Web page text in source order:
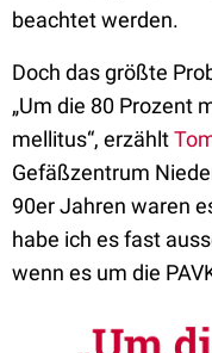
beachtet werden.
Doch das größte
„Um die 80 Prozent
mellitus“, erzählt
Gefäßzentrum
90er Jahren waren
habe ich es fast
wenn es um die